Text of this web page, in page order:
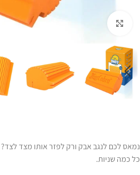
נמאס לכם לנגב אבק ורק לפזר אותו מצד לצד?
כל כמה שניות.